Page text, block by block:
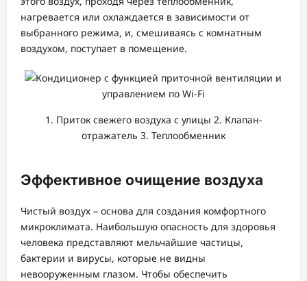
нагревается или охлаждается в зависимости от
выбранного режима, и, смешиваясь с комнатным
воздухом, поступает в помещение.
1. Приток свежего воздуха с улицы 2. Клапан-
отражатель 3. Теплообменник
Эффективное очищение воздуха
Чистый воздух – основа для создания комфортного
микроклимата. Наибольшую опасность для здоровья
человека представляют мельчайшие частицы,
бактерии и вирусы, которые не видны
невооруженным глазом. Чтобы обеспечить